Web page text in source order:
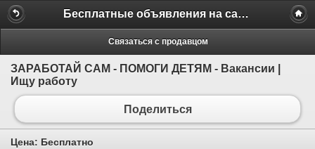
Бесплатные объявления на сайте MILAMO.ru
Связаться с продавцом
ЗАРАБОТАЙ САМ - ПОМОГИ ДЕТЯМ - Вакансии |
Ищу работу
Поделиться
Цена: Бесплатно